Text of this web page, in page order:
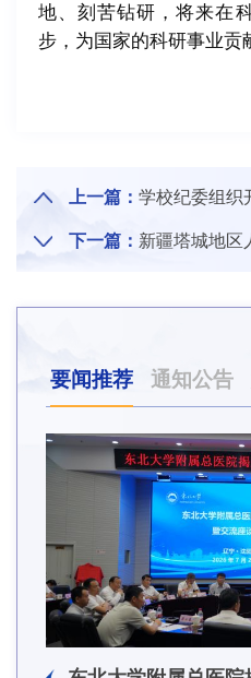
地、刻苦钻研，将来在
步，为国家的科研事业贡
上一篇： 学校纪委组织
下一篇： 新疆塔城地区人大代表及
要闻推荐 通知公告